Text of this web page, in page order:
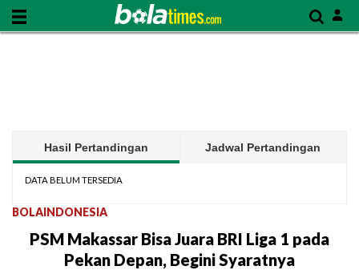
Hasil Pertandingan Jadwal Pertandingan
DATA BELUM TERSEDIA
BOLAINDONESIA
PSM Makassar Bisa Juara BRI Liga 1 pada
Pekan Depan, Begini Syaratnya